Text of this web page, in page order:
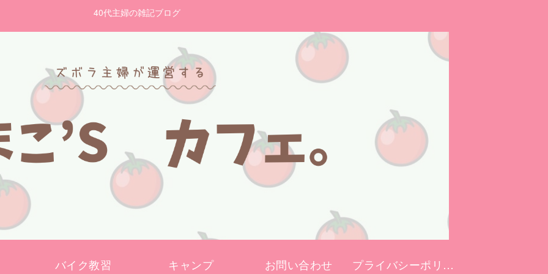
40代主婦の雑記ブログ
バイク教習 キャンプ お問い合わせ プライバシーポリシー